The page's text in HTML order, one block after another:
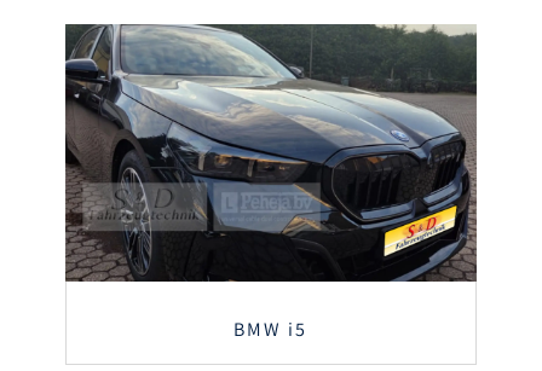
BMW i5